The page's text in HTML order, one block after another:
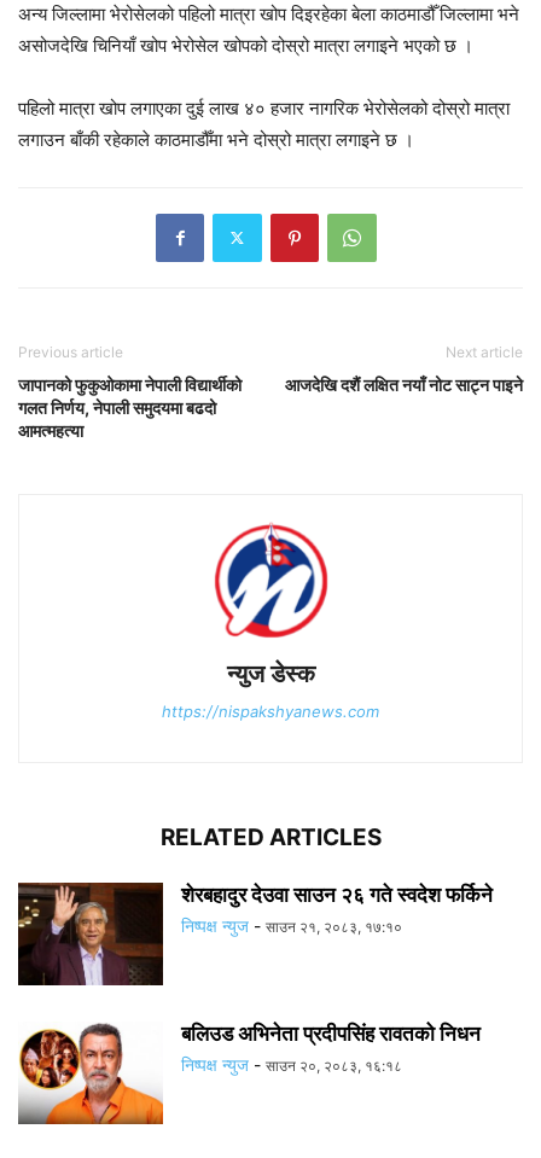
अन्य जिल्लामा भेरोसेलको पहिलो मात्रा खोप दिइरहेका बेला काठमाडौँ जिल्लामा भने
असोजदेखि चिनियाँ खोप भेरोसेल खोपको दोस्रो मात्रा लगाइने भएको छ ।
पहिलो मात्रा खोप लगाएका दुई लाख ४० हजार नागरिक भेरोसेलको दोस्रो मात्रा
लगाउन बाँकी रहेकाले काठमाडौँमा भने दोस्रो मात्रा लगाइने छ ।
Previous article
जापानको फुकुओकामा नेपाली विद्यार्थीको
गलत निर्णय, नेपाली समुदयमा बढदो
आमत्महत्या
Next article
आजदेखि दशैं लक्षित नयाँ नोट साट्न पाइने
न्युज डेस्क
https://nispakshyanews.com
RELATED ARTICLES
शेरबहादुर देउवा साउन २६ गते स्वदेश फर्किने
निष्पक्ष न्युज - साउन २१, २०८३, १७:१०
बलिउड अभिनेता प्रदीपसिंह रावतको निधन
निष्पक्ष न्युज - साउन २०, २०८३, १६:१८